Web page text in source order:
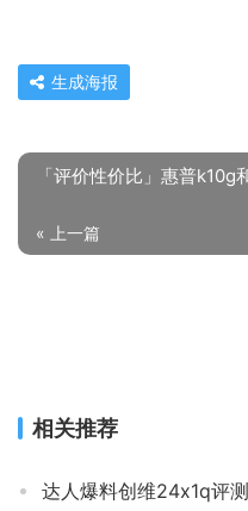
生成海报
「评价性价比」惠普
« 上一篇
相关推荐
达人爆料创维24x1q评